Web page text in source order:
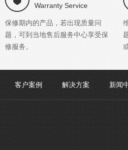
Warranty Service
保修期内的产品，若出现质量问
题，可到当地售后服务中心享受保
修服务。
客户案例 解决方案 新闻